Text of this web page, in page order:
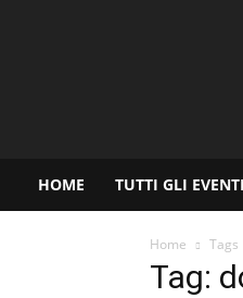
HOME TUTTI GLI EVENTI
Home Tags
Tag: